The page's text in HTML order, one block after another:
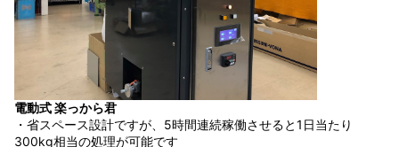
電動式 楽っから君
・省スペース設計ですが、5時間連続稼働させると1日当たり
300kg相当の処理が可能です